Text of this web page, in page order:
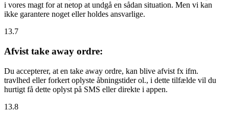
i vores magt for at netop at undgå en sådan situation. Men vi kan
ikke garantere noget eller holdes ansvarlige.
13.7
Afvist take away ordre:
Du accepterer, at en take away ordre, kan blive afvist fx ifm.
travlhed eller forkert oplyste åbningstider ol., i dette tilfælde vil du
hurtigt få dette oplyst på SMS eller direkte i appen.
13.8